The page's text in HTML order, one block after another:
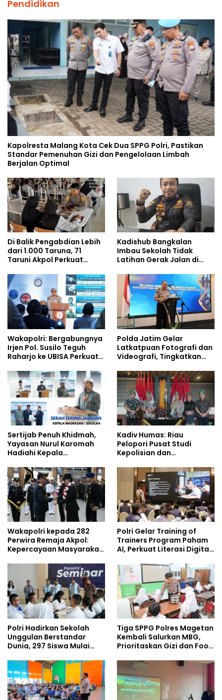
Pendidikan
Kapolresta Malang Kota Cek Dua SPPG Polri, Pastikan
Standar Pemenuhan Gizi dan Pengelolaan Limbah
Berjalan Optimal
Di Balik Pengabdian Lebih
dari 1.000 Taruna, 71
Taruni Akpol Perkuat
Siswa Sekolah Rakyat
Kadishub Bangkalan
Imbau Sekolah Tidak
Latihan Gerak Jalan di
Wakapolri: Bergabungnya
Irjen Pol. Susilo Teguh
Raharjo ke UBISA Perkuat
Studi Kepolisian
Polda Jatim Gelar
Latkatpuan Fotografi dan
Videografi, Tingkatkan
Era Digital
Sertijab Penuh Khidmah,
Yayasan Nurul Karomah
Hadiahi Kepala
Umrah
Kadiv Humas: Riau
Pelopori Pusat Studi
Kepolisian dan
Policing Masuki Babak
Wakapolri kepada 282
Perwira Remaja Akpol:
Kepercayaan Masyarakat
Polri Gelar Training of
Trainers Program Paham
AI, Perkuat Literasi Digital
Polri Hadirkan Sekolah
Unggulan Berstandar
Dunia, 297 Siswa Mulai
Tiga SPPG Polres Magetan
Kembali Salurkan MBG,
Prioritaskan Gizi dan Food